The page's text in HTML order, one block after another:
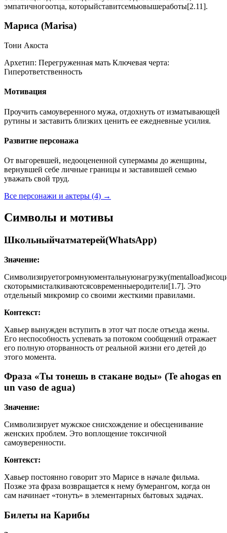
эмпатичногоотца, которыйставитсемьювышеработы[2.11].
Мариса (Marisa)
Тони Акоста
Архетип: Перегруженная мать Ключевая черта:
Гиперответственность
Мотивация
Проучить самоуверенного мужа, отдохнуть от изматывающей
рутины и заставить близких ценить ее ежедневные усилия.
Развитие персонажа
От выгоревшей, недооцененной супермамы до женщины,
вернувшей себе личные границы и заставившей семью
уважать свой труд.
Все персонажи и актеры (4) →
Символы и мотивы
Школьныйчатматерей(WhatsApp)
Значение:
скоторымисталкиваютсясовременныеродители[1.7]. Это
отдельный микромир со своими жесткими правилами.
Контекст:
Хавьер вынужден вступить в этот чат после отъезда жены.
Его неспособность успевать за потоком сообщений отражает
его полную оторванность от реальной жизни его детей до
этого момента.
Фраза «Ты тонешь в стакане воды» (Te ahogas en
un vaso de agua)
Значение:
Символизирует мужское снисхождение и обесценивание
женских проблем. Это воплощение токсичной
самоуверенности.
Контекст:
Хавьер постоянно говорит это Марисе в начале фильма.
Позже эта фраза возвращается к нему бумерангом, когда он
сам начинает «тонуть» в элементарных бытовых задачах.
Билеты на Карибы